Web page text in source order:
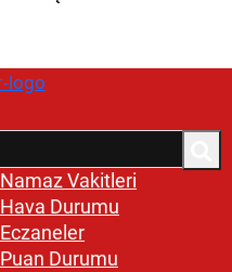
Namaz Vakitleri
Hava Durumu
Eczaneler
Puan Durumu